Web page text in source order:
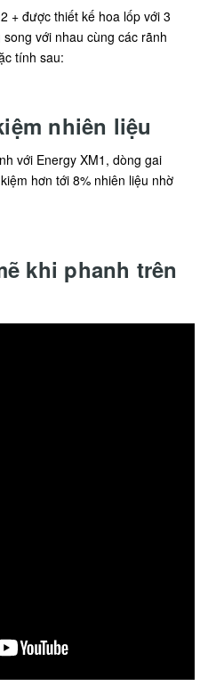
+ được thiết kế hoa lốp với 3
với nhau cùng các rãnh
tính sau:
nhiên liệu
với Energy XM1, dòng gai
hơn tới 8% nhiên liệu nhờ
khi phanh trên